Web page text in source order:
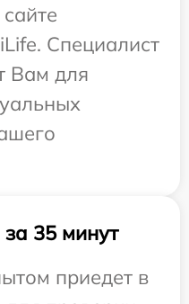
Специалист
Вам для
35 минут
приедет в